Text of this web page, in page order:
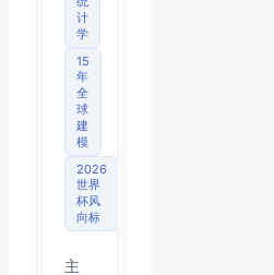
计
学
15
年
全
球
建
模
2026
世界
杯风
向标
主